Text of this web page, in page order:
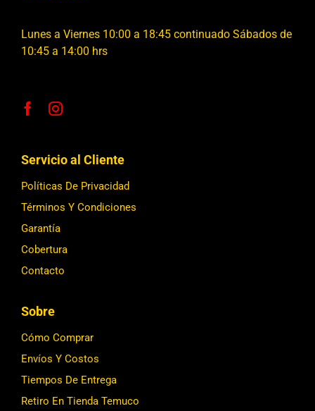
Lunes a Viernes 10:00 a 18:45 continuado Sábados de
10:45 a 14:00 hrs
Servicio al Cliente
Políticas De Privacidad
Términos Y Condiciones
Garantía
Cobertura
Contacto
Sobre
Cómo Comprar
Envíos Y Costos
Tiempos De Entrega
Retiro En Tienda Temuco